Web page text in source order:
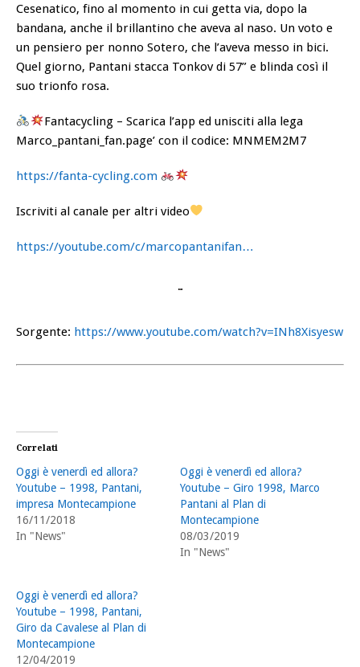
Cesenatico, fino al momento in cui getta via, dopo la
bandana, anche il brillantino che aveva al naso. Un voto e
un pensiero per nonno Sotero, che l’aveva messo in bici.
Quel giorno, Pantani stacca Tonkov di 57” e blinda così il
suo trionfo rosa.
Fantacycling – Scarica l’app ed unisciti alla lega
Marco_pantani_fan.page’ con il codice: MNMEM2M7
https://fanta-cycling.com
Iscriviti al canale per altri video
https://youtube.com/c/marcopantanifan…
Sorgente: https://www.youtube.com/watch?v=INh8Xisyesw
Correlati
Oggi è venerdì ed allora?
Youtube – 1998, Pantani,
impresa Montecampione
16/11/2018
In "News"
Oggi è venerdì ed allora?
Youtube – Giro 1998, Marco
Pantani al Plan di
Montecampione
08/03/2019
In "News"
Oggi è venerdì ed allora?
Youtube – 1998, Pantani,
Giro da Cavalese al Plan di
Montecampione
12/04/2019